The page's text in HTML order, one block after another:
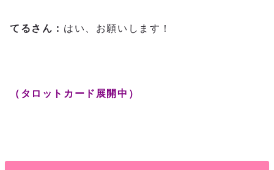
てるさん： はい、お願いします！
（タロットカード展開中）